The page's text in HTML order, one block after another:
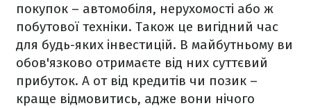
покупок – автомобіля, нерухомості або ж
побутової техніки. Також це вигідний час
для будь-яких інвестицій. В майбутньому ви
обов'язково отримаєте від них суттєвий
прибуток. А от від кредитів чи позик –
краще відмовитись, адже вони нічого